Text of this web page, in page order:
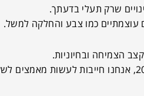
שרק תעלי בדעתך.
עוצמתיים כמו צבע והחלקה למשל.
הצמיחה ובחיוניות.